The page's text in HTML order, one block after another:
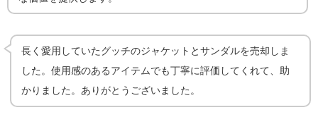
長く愛用していたグッチのジャケットとサンダルを売却しま
した。使用感のあるアイテムでも丁寧に評価してくれて、助
かりました。ありがとうございました。